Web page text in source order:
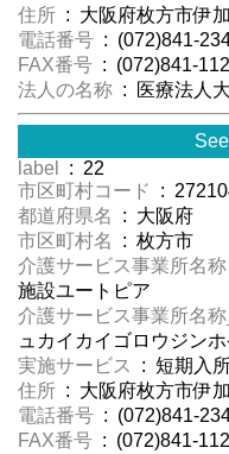
住所 : 大阪府枚方市伊
電話番号 : (072)841-
FAX番号 : (072)841-
法人の名称 : 医療法人
label
: 22
市区町村コード
:
都道府県名
: 大阪府
市区町村名
: 枚方市
介護サービス事業所名称
施設ユートピア
介護サービス事業所名
ュカイカイゴロウジン
実施サービス
: 短期入
住所 : 大阪府枚方市伊
電話番号 : (072)841-
FAX番号 : (072)841-